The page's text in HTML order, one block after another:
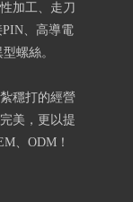
加工、走刀
、高導電
螺絲。
穩打的經營
美，更以提
、ODM！